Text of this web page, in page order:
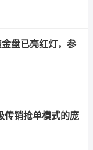
盘已亮红灯，参
传销抢单模式的庞